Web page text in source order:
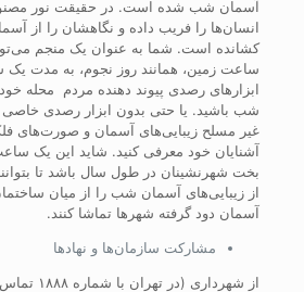
آسمان شب شده است. در حقیقت نور
انسان‌ها را فریب داده و نگاهشان را از
کشانده است. شما به عنوان یک منجم
ساعت زمین، همانند روز نجوم، به مدت یک
ابزارهای رصدی پیوند دهنده مردم محله
شب باشید. یا حتی بدون ابزار رصدی
غیر مسلح زیبایی‌های آسمان و صورت‌های
آشنایان خود معرفی کنید. شاید این یک
بخت شهرنشینان در طول سال باشد تا
از زیبایی‌های آسمان شب را از میان
آسمان دود گرفته شهرها تماشا کنند.
مشارکت‌ سازمان‌ها و نهادها
از شهرداری (در